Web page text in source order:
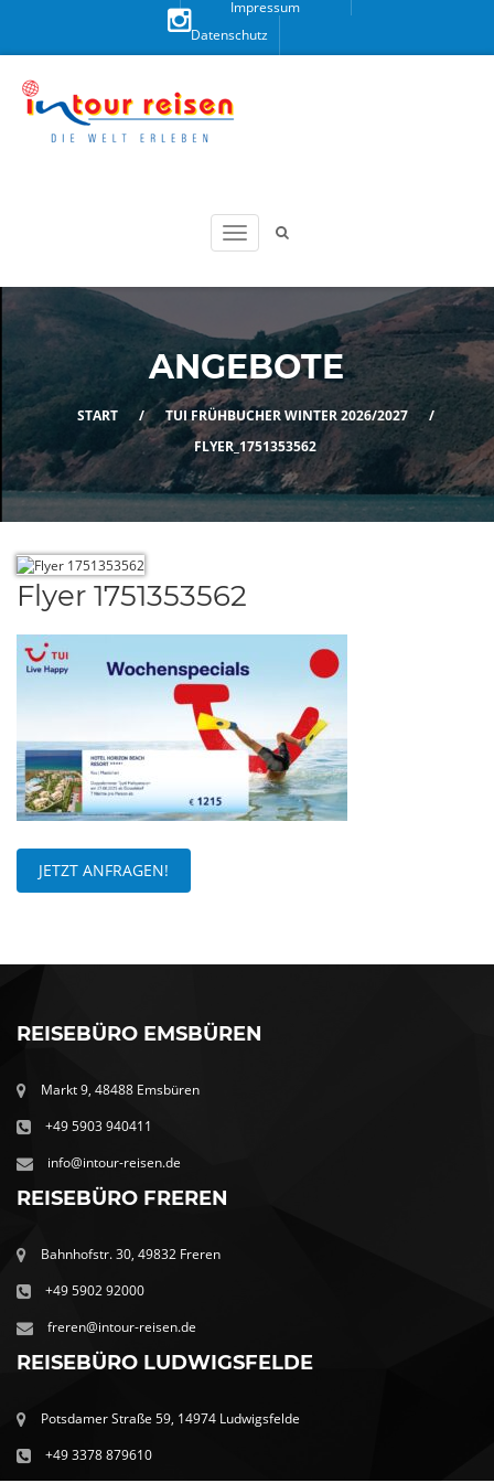
Sie uns
auf
Impressum
Datenschutz
ANGEBOTE
START / TUI FRÜHBUCHER WINTER 2026/2027
/
FLYER_1751353562
Flyer 1751353562
JETZT ANFRAGEN!
REISEBÜRO EMSBÜREN
Markt 9, 48488 Emsbüren
+49 5903 940411
info@intour-reisen.de
REISEBÜRO FREREN
Bahnhofstr. 30, 49832 Freren
+49 5902 92000
freren@intour-reisen.de
REISEBÜRO LUDWIGSFELDE
Potsdamer Straße 59, 14974 Ludwigsfelde
+49 3378 879610